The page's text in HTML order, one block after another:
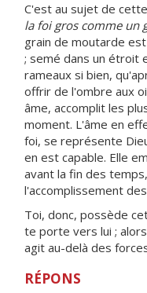
C'est au sujet de
la foi gros comme un
grain de moutarde
; semé dans un étroit
rameaux si bien,
offrir de l'ombre aux
âme, accomplit les
moment. L'âme en
foi, se représente
en est capable. Elle
avant la fin des
l'accomplissement
Toi, donc, possède
te porte vers lui ;
agit au-delà des
RÉPONS